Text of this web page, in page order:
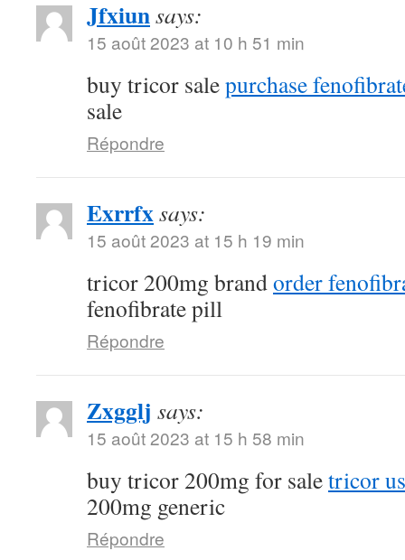
Jfxiunsays:
15 août 2023 at 10 h 51 min
buy tricor salepurchase
sale
Répondre
Exrrfxsays:
15 août 2023 at 15 h 19 min
tricor 200mg brandorder
fenofibrate pill
Répondre
Zxgglj says:
15 août 2023 at 15 h 58 min
buy tricor 200mg for saletricor us
200mg generic
Répondre